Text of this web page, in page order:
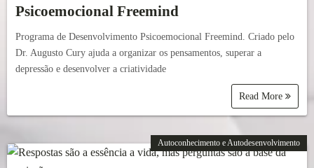
Psicoemocional Freemind
Programa de Desenvolvimento Psicoemocional Freemind. Criado pelo
Dr. Augusto Cury ajuda a organizar os pensamentos, superar a
depressão e desenvolver a criatividade
Read More
Autoconhecimento e Autodesenvolvimento